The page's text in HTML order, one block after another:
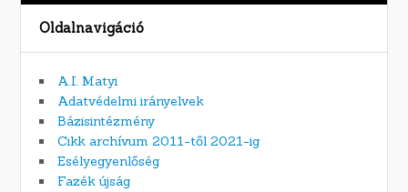
Oldalnavigáció
A.I. Matyi
Adatvédelmi irányelvek
Bázisintézmény
Cikk archívum 2011-től 2021-ig
Esélyegyenlőség
Fazék újság